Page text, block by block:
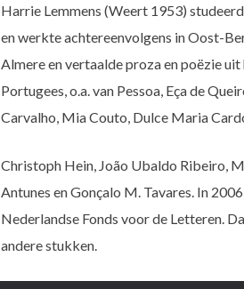
Harrie Lemmens (Weert 1953)
en werkte achtereenvolgens in Oost-
Almere en vertaalde proza en poëzie uit
Portugees, o.a. van Pessoa, Eça de
Carvalho, Mia Couto, Dulce Maria
Christoph Hein, João Ubaldo Ribeiro,
Antunes en Gonçalo M. Tavares. In
Nederlandse Fonds voor de Letteren.
andere stukken.